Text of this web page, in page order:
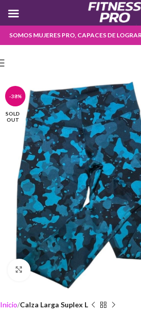
SOMOS MUJERES PRO, CAPACES DE
-38%
SOLD
OUT
Click to enlarge
Inicio Calza Larga Suplex L